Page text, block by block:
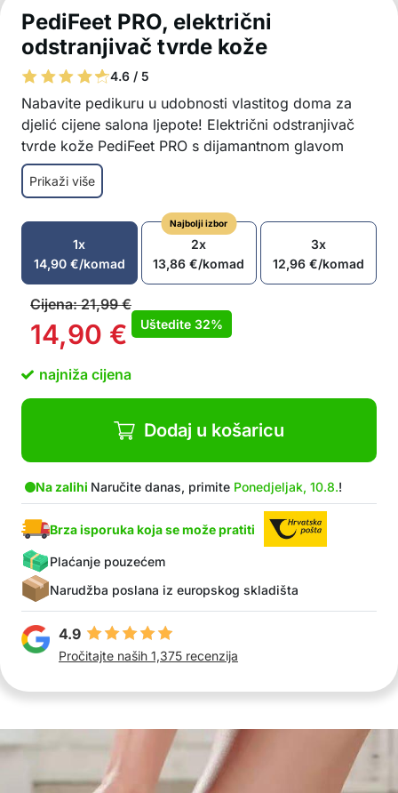
PediFeet PRO, električni
odstranjivač tvrde kože
4.6 / 5
Nabavite pedikuru u udobnosti vlastitog doma za
djelić cijene salona ljepote! Električni odstranjivač
tvrde kože PediFeet PRO s dijamantnom glavom
uklonit će sve tvrde ostatke s vaših stopala,
ostavljajući ih mekim i obnovljenim. Ugrađena
vakuumska mlaznica usisat će sve čestice prašine, a
nakon upotrebe jednostavno ga napunite putem USB
kabela za napajanje.
Trenutno do mekih i njegovanih stopala
Abrazivna glava s dijamantnim česticama
Vakuumska mlaznica upija labavu prašinu
USB punjivo
Prikaži više
1x
14,90 €/komad
Najbolji izbor
2x
13,86€/komad
3x
12,96€/komad
Cijena:21,99€
14,90 € Uštedite 32%
najniža cijena
Dodaj u košaricu
Na zalihi Naručite danas, primite Ponedjeljak, 10.8.!
Brza isporuka koja se može pratiti
Plaćanje pouzećem
Narudžba poslana iz europskog skladišta
4.9
Pročitajte naših 1,375 recenzija